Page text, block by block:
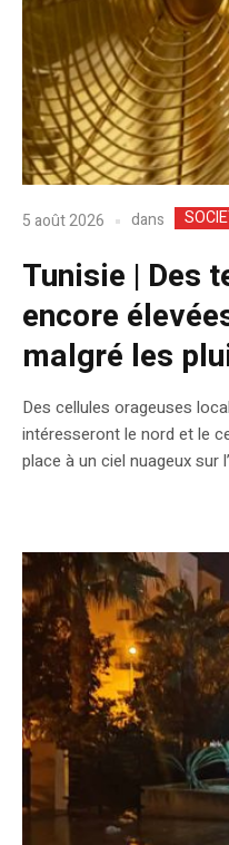
5 août 2026 dans
Tunisie | Des
encore
malgré les
Des cellules orageuses
intéresseront le nord et le
place à un ciel nuageux sur